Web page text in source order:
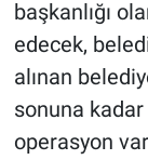
başkanlığı
edecek,
alınan
sonuna kadar
operasyon